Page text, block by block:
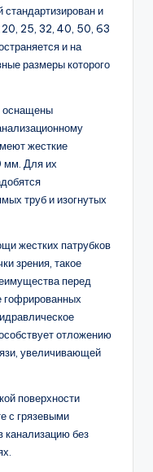
и
20, 25, 32, 40, 50, 63
и на
размеры которого
оснащены
жесткие
мм. Для их
труб и изогнутых
жестких патрубков
зрения, такое
перед
гофрированных
отложению
увеличивающей
поверхности
с грязевыми
канализацию без